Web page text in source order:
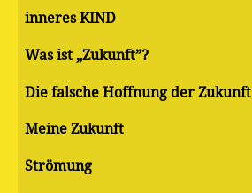
inneres KIND
Was ist „Zukunft”?
Die falsche Hoffnung der Zukunft
Meine Zukunft
Strömung